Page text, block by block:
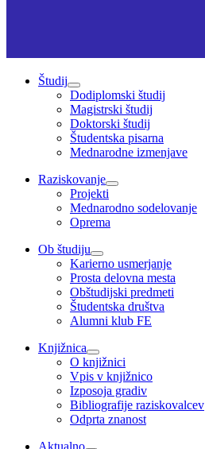
Študij
Dodiplomski študij
Magistrski študij
Doktorski študij
Študentska pisarna
Mednarodne izmenjave
Raziskovanje
Projekti
Mednarodno sodelovanje
Oprema
Ob študiju
Karierno usmerjanje
Prosta delovna mesta
Obštudijski predmeti
Študentska društva
Alumni klub FE
Knjižnica
O knjižnici
Vpis v knjižnico
Izposoja gradiv
Bibliografije raziskovalcev
Odprta znanost
Aktualno